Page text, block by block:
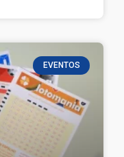
EVENTOS